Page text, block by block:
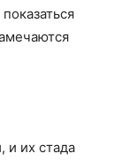
и их стада